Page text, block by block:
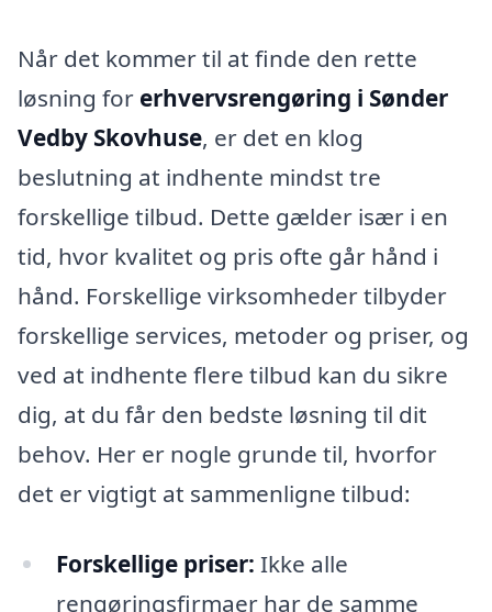
Når det kommer til at finde den rette
løsning for erhvervsrengøring i Sønder
Vedby Skovhuse, er det en klog
beslutning at indhente mindst tre
forskellige tilbud. Dette gælder især i en
tid, hvor kvalitet og pris ofte går hånd i
hånd. Forskellige virksomheder tilbyder
forskellige services, metoder og priser, og
ved at indhente flere tilbud kan du sikre
dig, at du får den bedste løsning til dit
behov. Her er nogle grunde til, hvorfor
det er vigtigt at sammenligne tilbud:
Forskellige priser: Ikke alle
rengøringsfirmaer har de samme